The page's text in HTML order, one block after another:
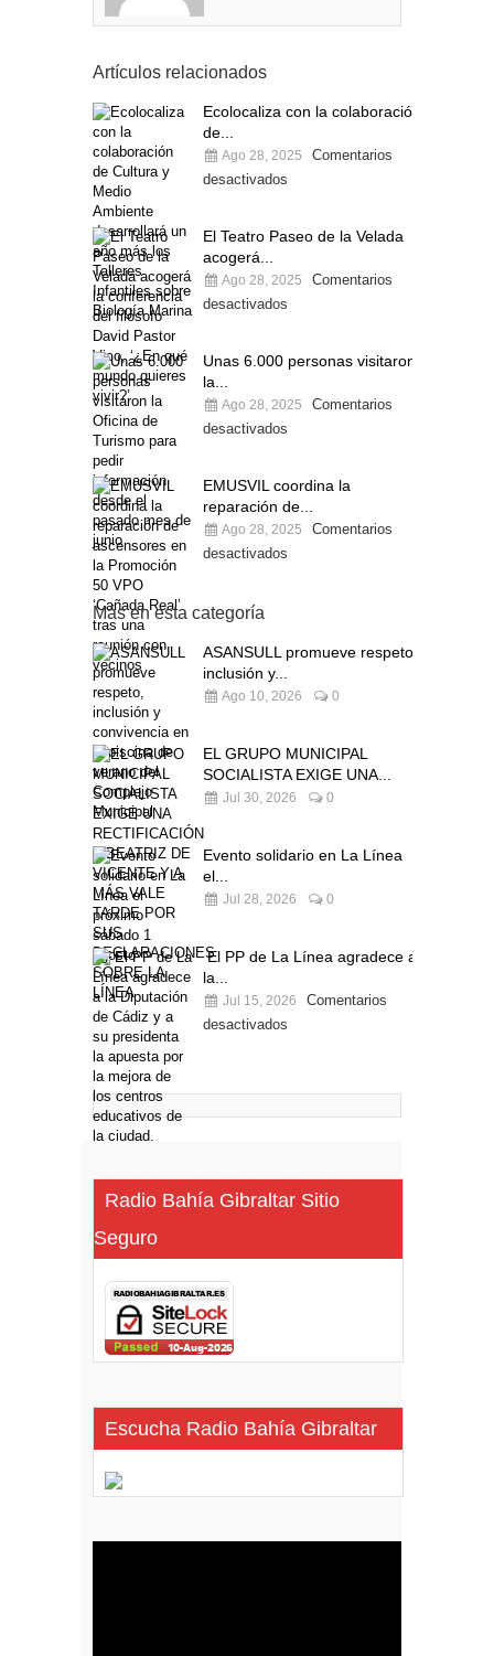
Artículos relacionados
Ecolocaliza con la colaboración
de...
Ago 28, 2025
Comentarios
desactivados
El Teatro Paseo de la Velada
acogerá...
Ago 28, 2025
Comentarios
desactivados
Unas 6.000 personas visitaron
la...
Ago 28, 2025
Comentarios
desactivados
EMUSVIL coordina la
reparación de...
Ago 28, 2025
Comentarios
desactivados
Más en esta categoría
ASANSULL promueve respeto,
inclusión y...
Ago 10, 2026 0
EL GRUPO MUNICIPAL
SOCIALISTA EXIGE UNA...
Jul 30, 2026 0
Evento solidario en La Línea
el...
Jul 28, 2026 0
El PP de La Línea agradece a
la...
Jul 15, 2026
Comentarios
desactivados
Radio Bahía Gibraltar Sitio
Seguro
Escucha Radio Bahía Gibraltar